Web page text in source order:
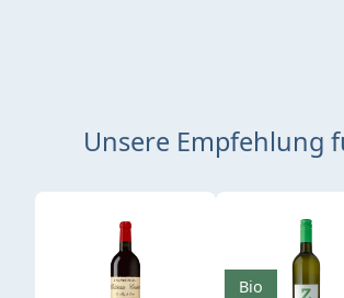
Unsere Empfehlung
Produktgalerie überspringen
Bio